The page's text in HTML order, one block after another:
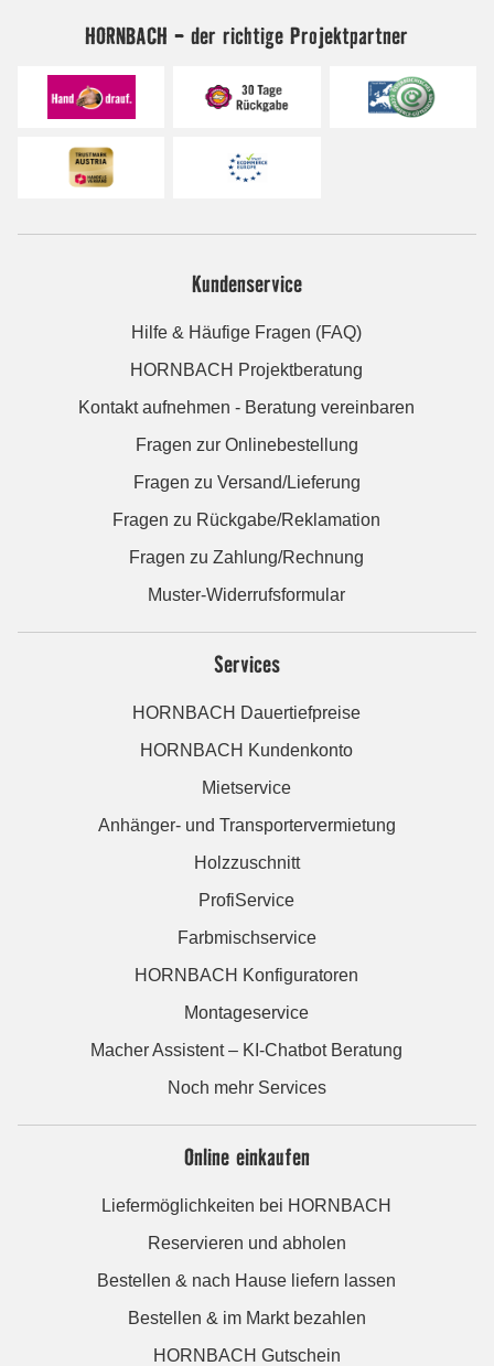
HORNBACH - der richtige Projektpartner
Kundenservice
Hilfe & Häufige Fragen (FAQ)
HORNBACH Projektberatung
Kontakt aufnehmen - Beratung vereinbaren
Fragen zur Onlinebestellung
Fragen zu Versand/Lieferung
Fragen zu Rückgabe/Reklamation
Fragen zu Zahlung/Rechnung
Muster-Widerrufsformular
Services
HORNBACH Dauertiefpreise
HORNBACH Kundenkonto
Mietservice
Anhänger- und Transportervermietung
Holzzuschnitt
ProfiService
Farbmischservice
HORNBACH Konfiguratoren
Montageservice
Macher Assistent – KI-Chatbot Beratung
Noch mehr Services
Online einkaufen
Liefermöglichkeiten bei HORNBACH
Reservieren und abholen
Bestellen & nach Hause liefern lassen
Bestellen & im Markt bezahlen
HORNBACH Gutschein